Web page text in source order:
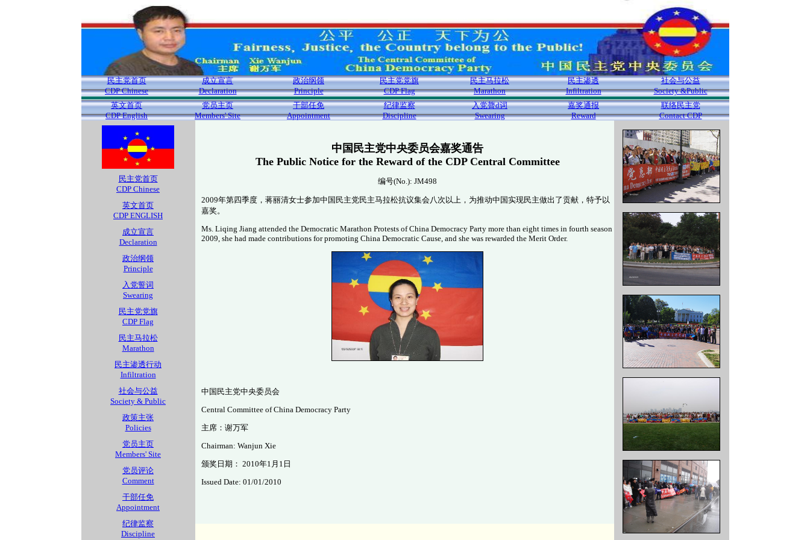
民主党首页
CDP Chinese
成立宣言
Declaration
政治纲领
Principle
民主党党旗
CDP Flag
民主马拉松
Marathon
民主渗透
Infiltration
社会与公益
Society &Public
英文首页
CDP English
党员主页
Members' Site
干部任免
Appointment
纪律监察
Discipline
入党膂d词
Swearing
嘉奖通报
Reward
联络民主党
Contact CDP
民主党首页
CDP Chinese
英文首页
CDP ENGLISH
成立宣言
Declaration
政治纲领
Principle
入党誓词
Swearing
民主党党旗
CDP Flag
民主马拉松
Marathon
民主渗透行动
Infiltration
社会与公益
Society & Public
政策主张
Policies
党员主页
Members' Site
党员评论
Comment
干部任免
Appointment
纪律监察
Discipline
中国民主党中央委员会嘉奖通告
The Public Notice for the Reward of the CDP Central Committee
编号(No.): JM498
2009年第四季度，蒋丽清女士参加中国民主党民主马拉松抗议集会八次以上，为推动中国实现民主做出了贡献，特予以
嘉奖。
Ms. Liqing Jiang attended the Democratic Marathon Protests of China Democracy Party more than eight times in fourth season
2009, she had made contributions for promoting China Democratic Cause, and she was rewarded the Merit Order.
中国民主党中央委员会
Central Committee of China Democracy Party
主席：谢万军
Chairman: Wanjun Xie
颁奖日期： 2010年1月1日
Issued Date: 01/01/2010